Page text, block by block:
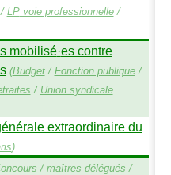
LPvoie professionnelle/
mobilisé·es contre
(Budget/ Fonction publique/
/ Union syndicale
extraordinaire du
)
/ maîtres délégués /